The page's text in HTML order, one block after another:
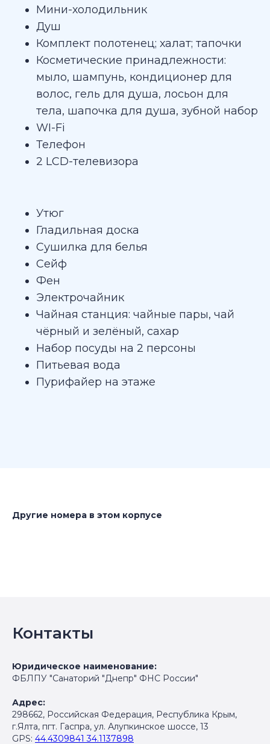
Мини-холодильник
Душ
Комплект полотенец; халат; тапочки
Косметические принадлежности:
мыло, шампунь, кондиционер для
волос, гель для душа, лосьон для
тела, шапочка для душа, зубной набор
WI-Fi
Телефон
2 LCD-телевизора
Утюг
Гладильная доска
Сушилка для белья
Сейф
Фен
Электрочайник
Чайная станция: чайные пары, чай
чёрный и зелёный, сахар
Набор посуды на 2 персоны
Питьевая вода
Пурифайер на этаже
Другие номера в этом корпусе
Контакты
Юридическое наименование:
ФБЛПУ "Санаторий "Днепр" ФНС России"
Адрес:
298662, Российская Федерация, Республика Крым,
г.Ялта, пгт. Гаспра, ул. Алупкинское шоссе, 13
GPS: 44.4309841 34.1137898